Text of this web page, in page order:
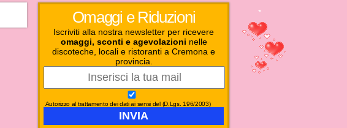
Omaggi e Riduzioni
Iscriviti alla nostra newsletter per ricevere
omaggi, sconti e agevolazioni nelle
discoteche, locali e ristoranti a Cremona e
provincia.
Autorizzo al trattamento dei dati ai sensi del (D.Lgs. 196/2003)